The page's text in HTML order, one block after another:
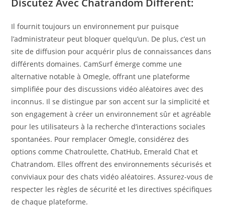
Discutez Avec Chatrandom Different:
Il fournit toujours un environnement pur puisque
l’administrateur peut bloquer quelqu’un. De plus, c’est un
site de diffusion pour acquérir plus de connaissances dans
différents domaines. CamSurf émerge comme une
alternative notable à Omegle, offrant une plateforme
simplifiée pour des discussions vidéo aléatoires avec des
inconnus. Il se distingue par son accent sur la simplicité et
son engagement à créer un environnement sûr et agréable
pour les utilisateurs à la recherche d’interactions sociales
spontanées. Pour remplacer Omegle, considérez des
options comme Chatroulette, ChatHub, Emerald Chat et
Chatrandom. Elles offrent des environnements sécurisés et
conviviaux pour des chats vidéo aléatoires. Assurez-vous de
respecter les règles de sécurité et les directives spécifiques
de chaque plateforme.